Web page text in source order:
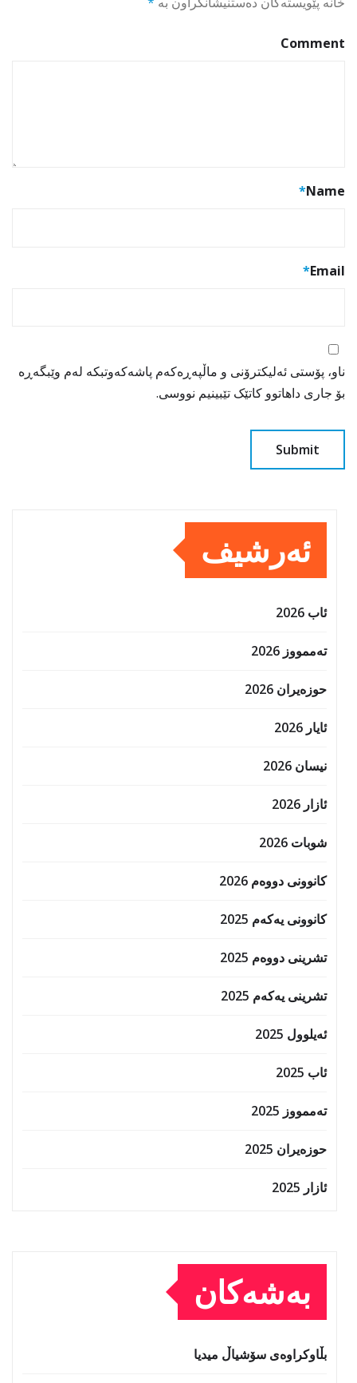
Comment
Name
*
Email
*
ناو، پۆستی ئەلیکترۆنی و ماڵپەڕەکەم پاشەکەوتبکە لەم وێبگەڕە
بۆ جاری داهاتوو کاتێک تێبینیم نووسی.
ئەرشیف
ئاب 2026
تەممووز 2026
حوزه‌یران 2026
ئایار 2026
نیسان 2026
ئازار 2026
شوبات 2026
کانوونی دووەم 2026
کانوونی یەکەم 2025
تشرینی دووەم 2025
تشرینی یەکەم 2025
ئەیلوول 2025
ئاب 2025
تەممووز 2025
حوزه‌یران 2025
ئازار 2025
بەشەکان
بڵاوکراوەی سۆشیاڵ میدیا